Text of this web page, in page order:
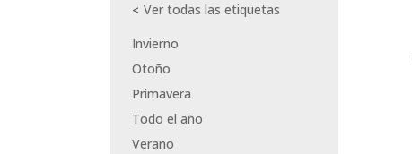
Ver todas las etiquetas
Invierno
Otoño
Primavera
Todo el año
Verano